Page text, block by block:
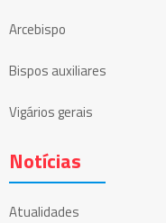
Arcebispo
Bispos auxiliares
Vigários gerais
Notícias
Atualidades